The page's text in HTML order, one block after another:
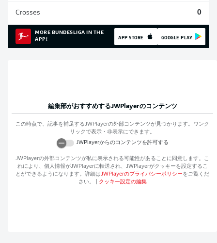
Crosses 0
MORE BUNDESLIGA IN THE
APP!
APP STORE GOOGLE PLAY
編集部がおすすめするJWPlayerのコンテンツ
この時点で、記事を補足するJWPlayerの外部コンテンツが見つかります。ワンク
リックで表示・非表示にできます。
JWPlayerからのコンテンツを許可する
JWPlayerの外部コンテンツが私に表示される可能性があることに同意します。こ
れにより、個人情報がJWPlayerに転送され、 JWPlayerがクッキーを設定するこ
とができるようになります。詳細はJWPlayerのプライバシーポリシーをご覧くだ
さい。
クッキー設定の編集